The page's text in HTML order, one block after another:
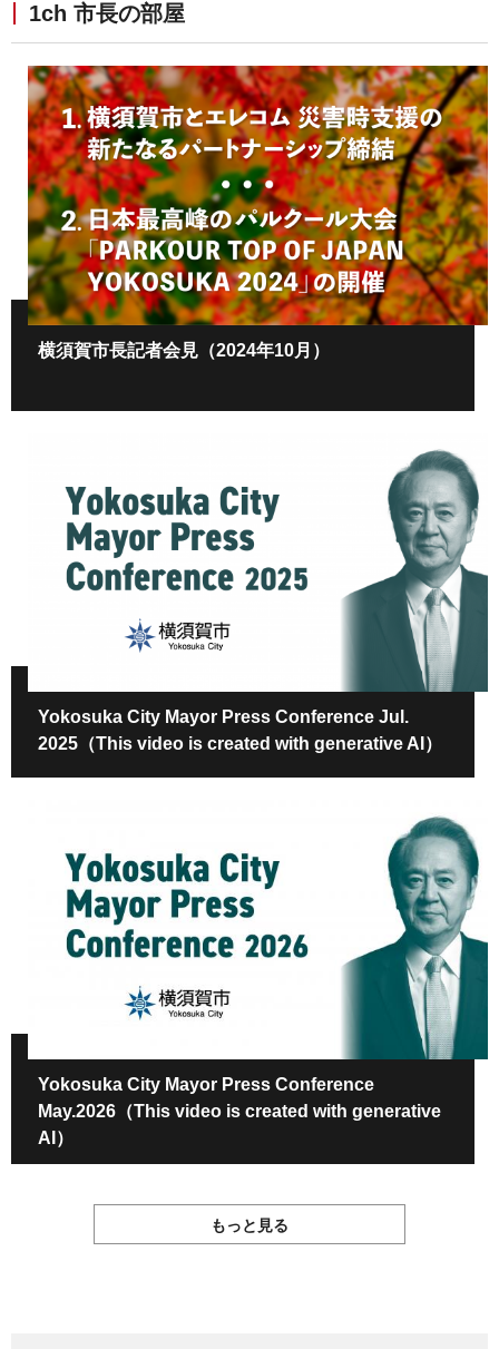
1ch 市長の部屋
横須賀市長記者会見（2024年10月）
Yokosuka City Mayor Press Conference Jul.
2025（This video is created with generative AI）
Yokosuka City Mayor Press Conference
May.2026（This video is created with generative
AI）
もっと見る